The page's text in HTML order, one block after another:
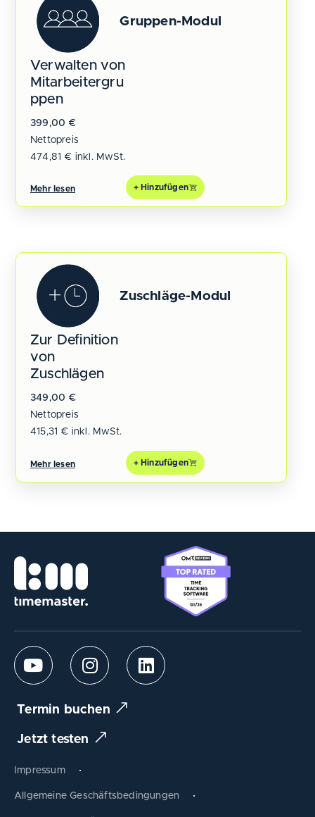
Gruppen-Modul
Verwalten von
Mitarbeitergru
ppen
399,00 €
Nettopreis
474,81 € inkl. MwSt.
Mehr lesen + Hinzufügen
Zuschläge-Modul
Zur Definition
von
Zuschlägen
349,00 €
Nettopreis
415,31 € inkl. MwSt.
Mehr lesen + Hinzufügen
Termin buchen
Jetzt testen
Impressum
Allgemeine Geschäftsbedingungen